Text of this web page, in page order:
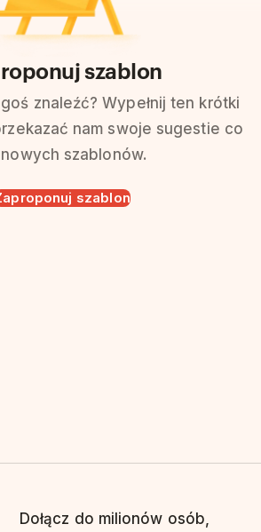
szablon
znaleźć? Wypełnij ten krótki
nam swoje sugestie co
szablonów.
szablon
Dołącz do milionów osób,